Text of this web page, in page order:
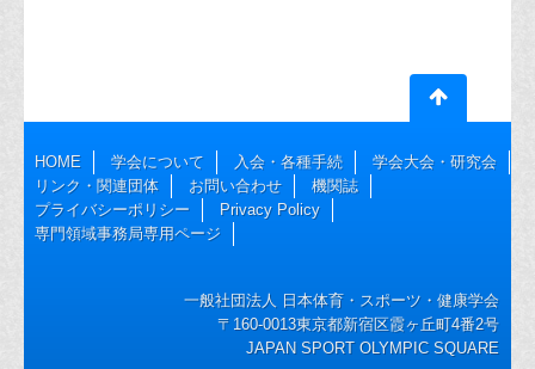
HOME 学会について 入会・各種手続
学会大会・研究会
リンク・関連団体
お問い合わせ
機関誌
プライバシーポリシー
Privacy Policy
専門領域事務局専用ページ
一般社団法人 日本体育・スポーツ・健康学会
〒160-0013東京都新宿区霞ヶ丘町4番2号
JAPAN SPORT OLYMPIC SQUARE